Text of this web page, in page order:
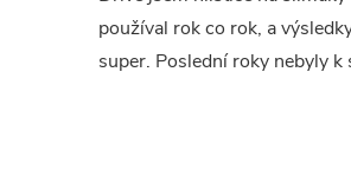
používal rok co rok, a
super. Poslední roky nebyly k